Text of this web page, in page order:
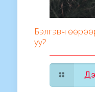
Бэлгэвч
уу?